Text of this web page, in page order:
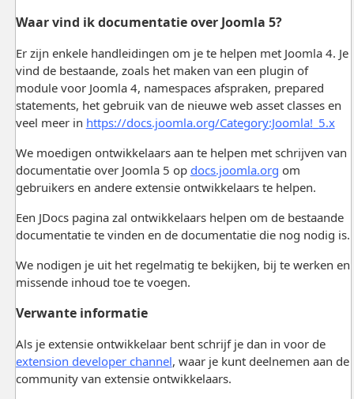
Waar vind ik documentatie over Joomla 5?
Er zijn enkele handleidingen om je te helpen met Joomla 4. Je
vind de bestaande, zoals het maken van een plugin of
module voor Joomla 4, namespaces afspraken, prepared
statements, het gebruik van de nieuwe web asset classes en
veel meer in https://docs.joomla.org/Category:Joomla!_5.x
We moedigen ontwikkelaars aan te helpen met schrijven van
documentatie over Joomla 5 op docs.joomla.org om
gebruikers en andere extensie ontwikkelaars te helpen.
Een JDocs pagina zal ontwikkelaars helpen om de bestaande
documentatie te vinden en de documentatie die nog nodig is.
We nodigen je uit het regelmatig te bekijken, bij te werken en
missende inhoud toe te voegen.
Verwante informatie
Als je extensie ontwikkelaar bent schrijf je dan in voor de
extension developer channel, waar je kunt deelnemen aan de
community van extensie ontwikkelaars.